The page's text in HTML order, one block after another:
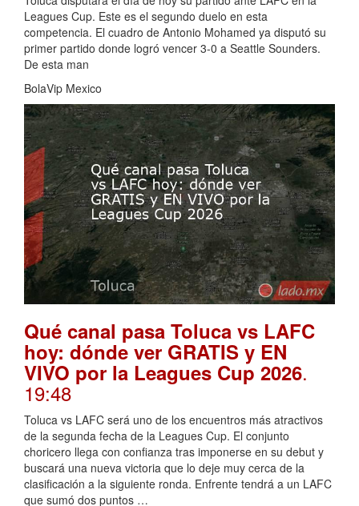
Leagues Cup. Este es el segundo duelo en esta
competencia. El cuadro de Antonio Mohamed ya disputó su
primer partido donde logró vencer 3-0 a Seattle Sounders.
De esta man
BolaVip Mexico
Qué canal pasa Toluca vs LAFC
hoy: dónde ver GRATIS y EN
VIVO por la Leagues Cup 2026.
19:48
Toluca vs LAFC será uno de los encuentros más atractivos
de la segunda fecha de la Leagues Cup. El conjunto
choricero llega con confianza tras imponerse en su debut y
buscará una nueva victoria que lo deje muy cerca de la
clasificación a la siguiente ronda. Enfrente tendrá a un LAFC
que sumó dos puntos …